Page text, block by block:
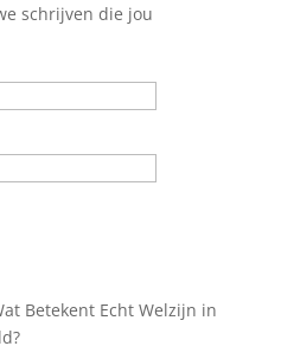
schrijven die jou
Betekent Echt Welzijn in